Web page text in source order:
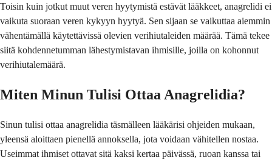
Toisin kuin jotkut muut veren hyytymistä estävät lääkkeet, anagrelidi ei
vaikuta suoraan veren kykyyn hyytyä. Sen sijaan se vaikuttaa aiemmin
vähentämällä käytettävissä olevien verihiutaleiden määrää. Tämä tekee
siitä kohdennetumman lähestymistavan ihmisille, joilla on kohonnut
verihiutalemäärä.
Miten Minun Tulisi Ottaa Anagrelidia?
Sinun tulisi ottaa anagrelidia täsmälleen lääkärisi ohjeiden mukaan,
yleensä aloittaen pienellä annoksella, jota voidaan vähitellen nostaa.
Useimmat ihmiset ottavat sitä kaksi kertaa päivässä, ruoan kanssa tai